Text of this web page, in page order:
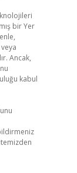
bir Yer
Ancak,
kabul